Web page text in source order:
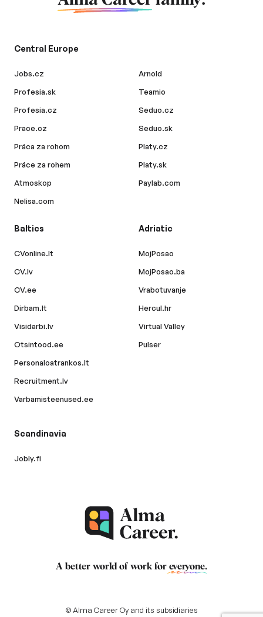
Central Europe
Jobs.cz
Profesia.sk
Profesia.cz
Prace.cz
Práca za rohom
Práce za rohem
Atmoskop
Nelisa.com
Arnold
Teamio
Seduo.cz
Seduo.sk
Platy.cz
Platy.sk
Paylab.com
Baltics
CVonline.lt
CV.lv
CV.ee
Dirbam.lt
Visidarbi.lv
Otsintood.ee
Personaloatrankos.lt
Recruitment.lv
Varbamisteenused.ee
Adriatic
MojPosao
MojPosao.ba
Vrabotuvanje
Hercul.hr
Virtual Valley
Pulser
Scandinavia
Jobly.fi
A better world of work for everyone.
© Alma Career Oy and its subsidiaries